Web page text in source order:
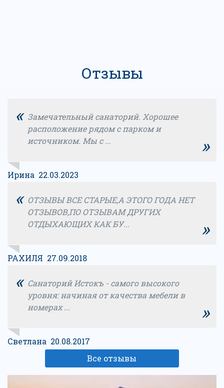
Отзывы
« Замечательный санаторий. Хорошее
расположение рядом с парком и
источником. Мы с ...
»
Ирина 22.03.2023
« ОТЗЫВЫ ВСЕ СТАРЫЕ,А ЭТОГО ГОДА НЕТ
ОТЗЫВОВ,ПО ОТЗЫВАМ ДРУГИХ
ОТДЫХАЮЩИХ КАК БУ...
»
РАХИЛЯ 27.09.2018
« Санаторий Истокъ - самого высокого
уровня: начиная от качества мебели в
номерах ...
»
Светлана 20.08.2017
Все отзывы